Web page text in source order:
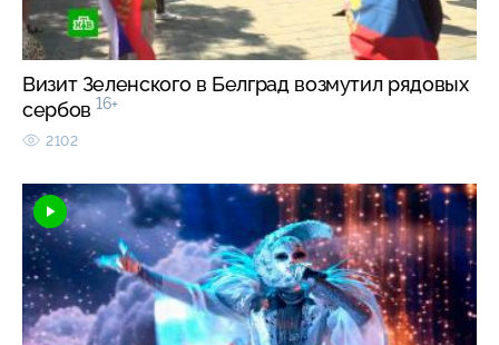
Визит Зеленского в Белград возмутил рядовых
сербов 16+
2102